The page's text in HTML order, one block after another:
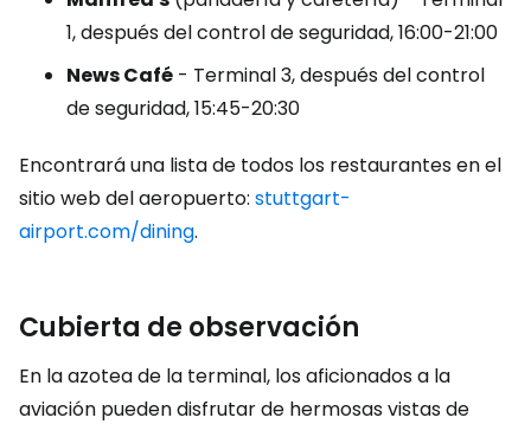
1, después del control de seguridad, 16:00-21:00
News Café - Terminal 3, después del control
de seguridad, 15:45-20:30
Encontrará una lista de todos los restaurantes en el
sitio web del aeropuerto: stuttgart-
airport.com/dining.
Cubierta de observación
En la azotea de la terminal, los aficionados a la
aviación pueden disfrutar de hermosas vistas de